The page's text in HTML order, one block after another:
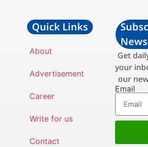
Quick Links
About
Advertisement
Career
Write for us
Contact
Get
your
our
Email